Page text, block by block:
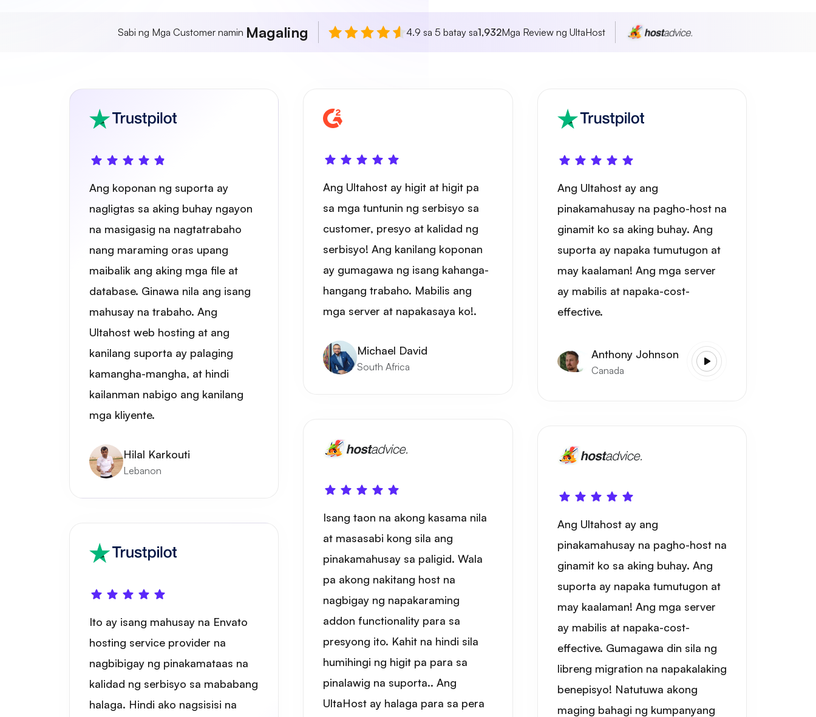
Sabi ng Mga Customer namin Magaling 4.9 sa 5 batay sa1,932Mga Review ng UltaHost
Ang koponan ng suporta ay
nagligtas sa aking buhay ngayon
na masigasig na nagtatrabaho
nang maraming oras upang
maibalik ang aking mga file at
database. Ginawa nila ang isang
mahusay na trabaho. Ang
Ultahost web hosting at ang
kanilang suporta ay palaging
kamangha-mangha, at hindi
kailanman nabigo ang kanilang
mga kliyente.
Hilal Karkouti
Lebanon
Ang Ultahost ay higit at higit pa
sa mga tuntunin ng serbisyo sa
customer, presyo at kalidad ng
serbisyo! Ang kanilang koponan
ay gumagawa ng isang kahanga-
hangang trabaho. Mabilis ang
mga server at napakasaya ko!.
Michael David
South Africa
Ang Ultahost ay ang
pinakamahusay na pagho-host na
ginamit ko sa aking buhay. Ang
suporta ay napaka tumutugon at
may kaalaman! Ang mga server
ay mabilis at napaka-cost-
effective.
Anthony Johnson
Canada
Isang taon na akong kasama nila
at masasabi kong sila ang
pinakamahusay sa paligid. Wala
pa akong nakitang host na
nagbigay ng napakaraming
addon functionality para sa
presyong ito. Kahit na hindi sila
humihingi ng higit pa para sa
pinalawig na suporta.. Ang
UltaHost ay halaga para sa pera
Ang Ultahost ay ang
pinakamahusay na pagho-host na
ginamit ko sa aking buhay. Ang
suporta ay napaka tumutugon at
may kaalaman! Ang mga server
ay mabilis at napaka-cost-
effective. Gumagawa din sila ng
libreng migration na napakalaking
benepisyo! Natutuwa akong
maging bahagi ng kumpanyang
Ito ay isang mahusay na Envato
hosting service provider na
nagbibigay ng pinakamataas na
kalidad ng serbisyo sa mababang
halaga. Hindi ako nagsisisi na